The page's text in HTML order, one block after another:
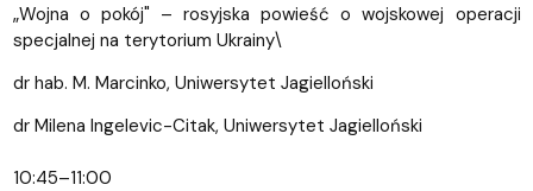
„Wojna o pokój" – rosyjska powieść o wojskowej operacji
specjalnej na terytorium Ukrainy\
dr hab. M. Marcinko, Uniwersytet Jagielloński
dr Milena Ingelevic-Citak, Uniwersytet Jagielloński
10:45–11:00